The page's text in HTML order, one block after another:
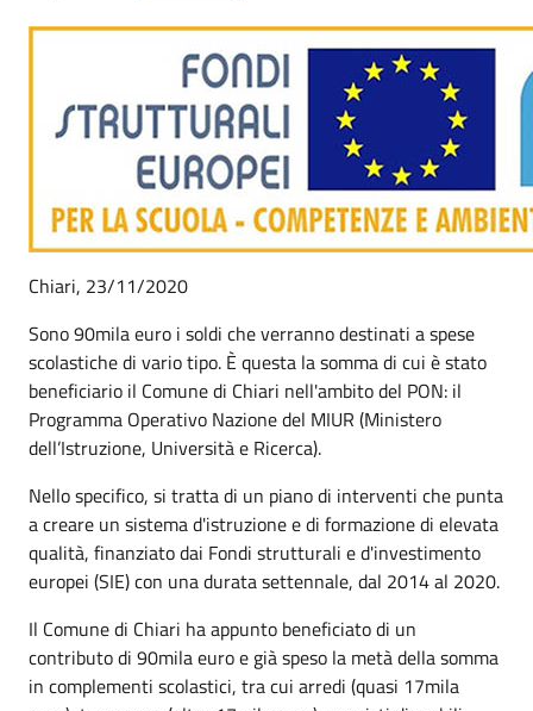
Chiari, 23/11/2020
Sono 90mila euro i soldi che verranno destinati a spese
scolastiche di vario tipo. È questa la somma di cui è stato
beneficiario il Comune di Chiari nell'ambito del PON: il
Programma Operativo Nazione del MIUR (Ministero
dell’Istruzione, Università e Ricerca).
Nello specifico, si tratta di un piano di interventi che punta
a creare un sistema d'istruzione e di formazione di elevata
qualità, finanziato dai Fondi strutturali e d'investimento
europei (SIE) con una durata settennale, dal 2014 al 2020.
Il Comune di Chiari ha appunto beneficiato di un
contributo di 90mila euro e già speso la metà della somma
in complementi scolastici, tra cui arredi (quasi 17mila